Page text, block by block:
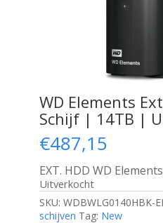
WD Elements
Schijf | 14TB |
€487,15
EXT. HDD WD
Uitverkocht
SKU: WDBWLG0140HBK-
schijven Tag: New